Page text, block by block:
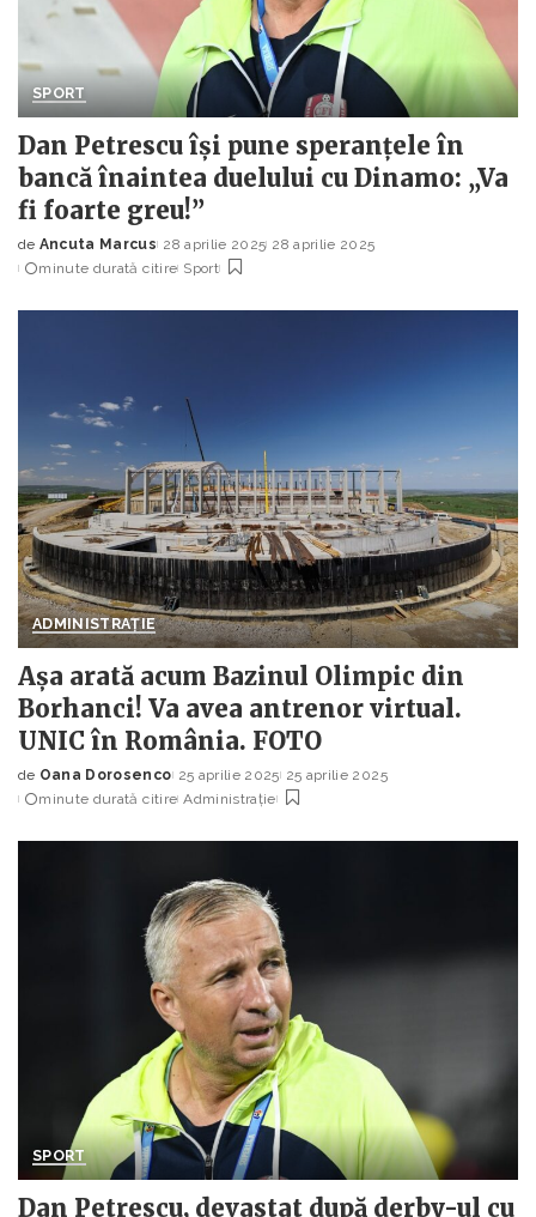
SPORT
Dan Petrescu își pune speranțele în
bancă înaintea duelului cu Dinamo: „Va
fi foarte greu!”
Posted
by
de Ancuta Marcus 28 aprilie 2025 28 aprilie 2025
minute durată citire Sport
ADMINISTRAȚIE
Așa arată acum Bazinul Olimpic din
Borhanci! Va avea antrenor virtual.
UNIC în România. FOTO
Posted
by
de Oana Dorosenco 25 aprilie 2025 25 aprilie 2025
minute durată citire Administrație
SPORT
Dan Petrescu, devastat după derby-ul cu